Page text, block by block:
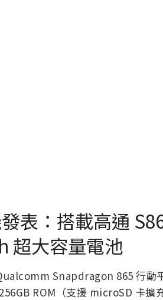
表：搭載高通
超大容量電池
Snapdragon 865 行動
ROM（支援 microSD 卡擴